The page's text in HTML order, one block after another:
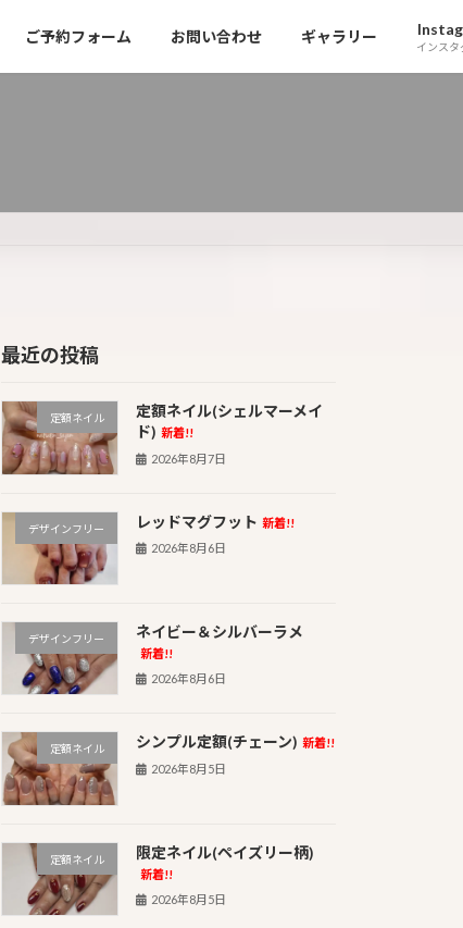
ご予約フォーム お問い合わせ ギャラリー
インスタ
最近の投稿
定額ネイル
定額ネイル(シェルマーメイ
ド) 新着!!
2026年8月7日
デザインフリー レッドマグフット 新着!!
2026年8月6日
デザインフリー ネイビー＆シルバーラメ
新着!!
2026年8月6日
定額ネイル シンプル定額(チェーン) 新着!!
2026年8月5日
定額ネイル 限定ネイル(ペイズリー柄)
新着!!
2026年8月5日